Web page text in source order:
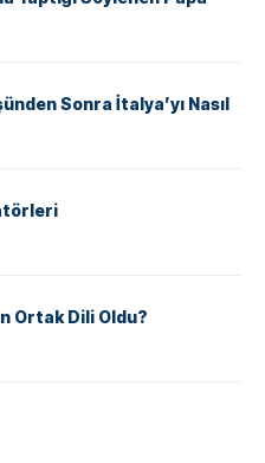
Sonra İtalya’yı Nasıl
Ortak Dili Oldu?